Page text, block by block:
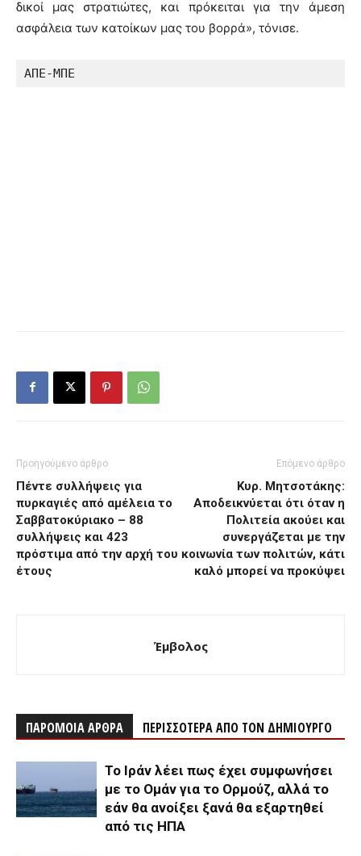
δικοί μας στρατιώτες, και πρόκειται για την άμεση
ασφάλεια των κατοίκων μας του βορρά», τόνισε.
ΑΠΕ-ΜΠΕ
Προηγούμενο άρθρο
Πέντε συλλήψεις για
πυρκαγιές από αμέλεια το
Σαββατοκύριακο – 88
συλλήψεις και 423
πρόστιμα από την αρχή του
έτους
Επόμενο άρθρο
Κυρ. Μητσοτάκης:
Αποδεικνύεται ότι όταν η
Πολιτεία ακούει και
συνεργάζεται με την
κοινωνία των πολιτών, κάτι
καλό μπορεί να προκύψει
Έμβολος
ΠΑΡΟΜΟΙΑ ΑΡΘΡΑ ΠΕΡΙΣΣΟΤΕΡΑ ΑΠΟ ΤΟΝ ΔΗΜΙΟΥΡΓΟ
Το Ιράν λέει πως έχει συμφωνήσει
με το Ομάν για το Ορμούζ, αλλά το
εάν θα ανοίξει ξανά θα εξαρτηθεί
από τις ΗΠΑ